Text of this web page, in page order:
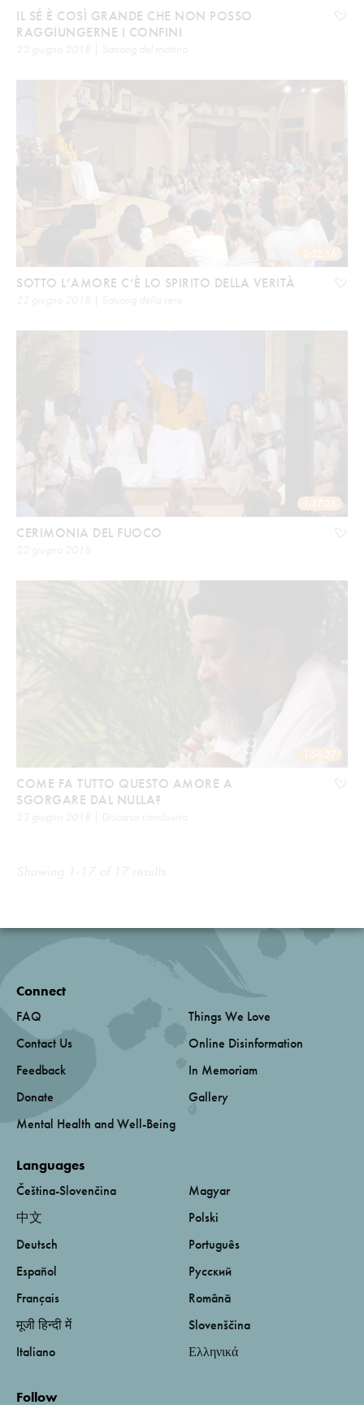
IL SÉ È COSÌ GRANDE CHE NON POSSO
RAGGIUNGERNE I CONFINI
2:32:16
SOTTO L’AMORE C’È LO SPIRITO DELLA VERITÀ
1:17:26
CERIMONIA DEL FUOCO
1:56:27
COME FA TUTTO QUESTO AMORE A
SGORGARE DAL NULLA?
Connect
FAQ
Contact Us
Feedback
Donate
Mental Health and Well-Being
Things We Love
Online Disinformation
In Memoriam
Gallery
Languages
Čeština-Slovenčina
中文
Deutsch
Español
Français
मूजी हिन्दी में
Italiano
Magyar
Polski
Português
Русский
Română
Slovenščina
Ελληνικά
Follow